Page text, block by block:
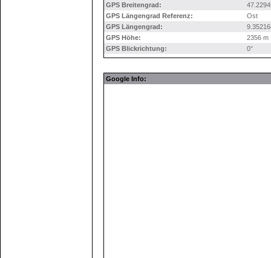
GPS Breitengrad:
GPS Längengrad Referenz:
Ost
GPS Längengrad:
GPS Höhe:
2356 m
GPS Blickrichtung:
0°
Google Info: